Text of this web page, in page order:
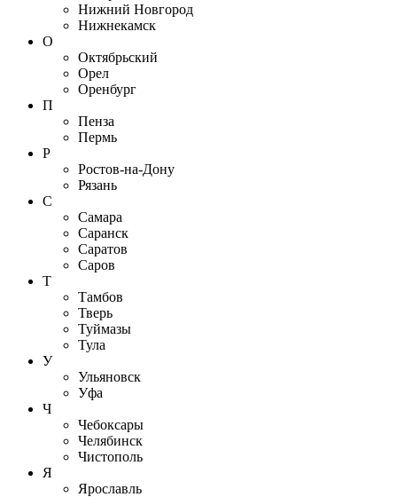
Нижний Новгород
Нижнекамск
О
Октябрьский
Орел
Оренбург
П
Пенза
Пермь
Р
Ростов-на-Дону
Рязань
С
Самара
Саранск
Саратов
Саров
Т
Тамбов
Тверь
Туймазы
Тула
У
Ульяновск
Уфа
Ч
Чебоксары
Челябинск
Чистополь
Я
Ярославль